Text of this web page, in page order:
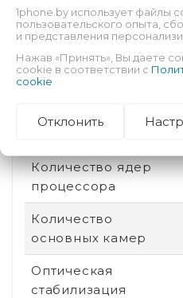
памяти
сторон
Количество ядер
процессора
Количество
основных камер
Оптическая
стабилизация
1phone.by использует файлы
пользовательского опыта,
и представления
Нажав «Принять», Вы даете
cookie в соответствии с
cookie
Отклонить